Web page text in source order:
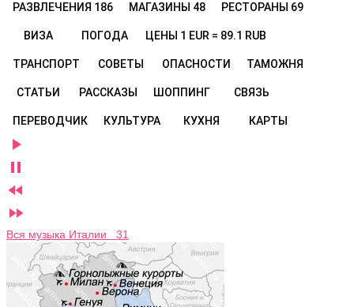
РАЗВЛЕЧЕНИЯ 186 МАГАЗИНЫ 48 РЕСТОРАНЫ 69
ВИЗА ПОГОДА ЦЕНЫ 1 EUR = 89.1 RUB
ТРАНСПОРТ СОВЕТЫ ОПАСНОСТИ ТАМОЖНЯ
СТАТЬИ РАССКАЗЫ ШОППИНГ СВЯЗЬ
ПЕРЕВОДЧИК КУЛЬТУРА КУХНЯ КАРТЫ




Вся музыка Италии 31